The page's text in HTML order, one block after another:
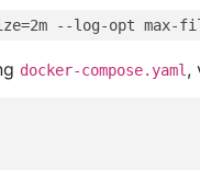
--log-opt max-
docker-compose.yaml ,